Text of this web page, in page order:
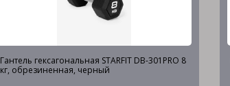
Гантель гексагональная STARFIT DB-301PRO 8
кг, обрезиненная, черный